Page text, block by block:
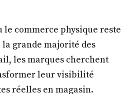
le commerce physique reste
grande majorité des
les marques cherchent
leur visibilité
réelles en magasin.